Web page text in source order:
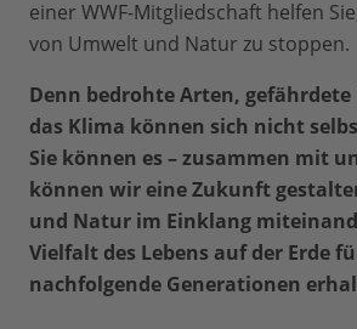
einer WWF-Mitgliedschaft helfen
von Umwelt und Natur zu stoppen.
Denn bedrohte Arten,
das Klima können sich nicht
Sie können es – zusammen mit
können wir eine Zukunft
und Natur im Einklang
Vielfalt des Lebens auf der Erde
nachfolgende Generationen